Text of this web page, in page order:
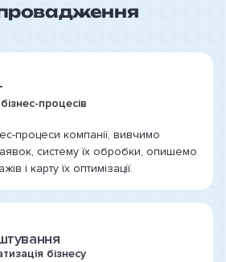
процесів
процеси компанії, вивчимо
систему їх обробки, опишемо
і карту їх оптимізації.
бізнесу